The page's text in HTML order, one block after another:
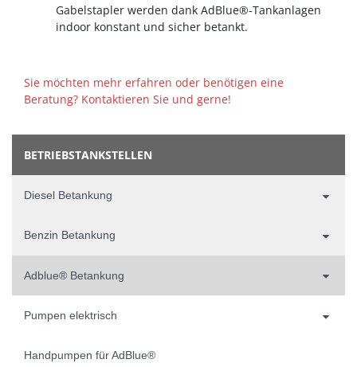
BETRIEBSTANKSTELLEN
Diesel Betankung
Benzin Betankung
Adblue® Betankung
Pumpen elektrisch
Handpumpen für AdBlue®
Gabelstapler werden dank AdBlue®-Tankanlagen
indoor konstant und sicher betankt.
Sie möchten mehr erfahren oder benötigen eine
Beratung? Kontaktieren Sie und gerne!